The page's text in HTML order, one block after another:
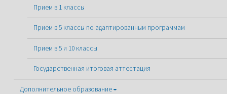
Прием в 1 классы
Прием в 5 классы по адаптированным программам
Прием в 5 и 10 классы
Государственная итоговая аттестация
Дополнительное образование